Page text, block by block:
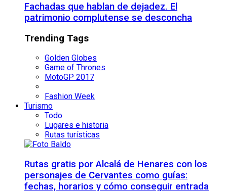
Fachadas que hablan de dejadez. El
patrimonio complutense se desconcha
Trending Tags
Golden Globes
Game of Thrones
MotoGP 2017
Fashion Week
Turismo
Todo
Lugares e historia
Rutas turísticas
Rutas gratis por Alcalá de Henares con los
personajes de Cervantes como guías:
fechas, horarios y cómo conseguir entrada